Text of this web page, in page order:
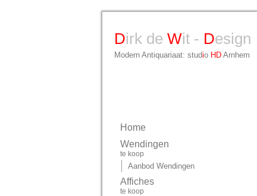
Dirk de Wit - Design
Modern Antiquariaat: studio HD Arnhem
Home
Wendingen
te koop
Aanbod Wendingen
Affiches
te koop